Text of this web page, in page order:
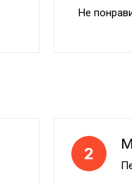
Не
2